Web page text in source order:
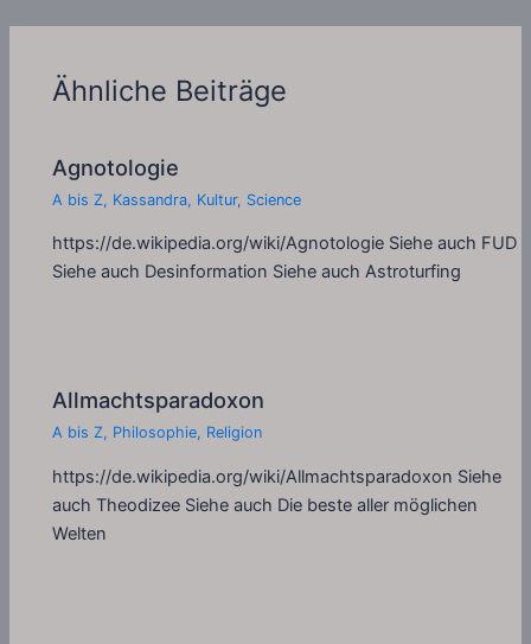
Ähnliche Beiträge
Agnotologie
A bis Z, Kassandra, Kultur, Science
https://de.wikipedia.org/wiki/Agnotologie Siehe auch FUD
Siehe auch Desinformation Siehe auch Astroturfing
Allmachtsparadoxon
A bis Z, Philosophie, Religion
https://de.wikipedia.org/wiki/Allmachtsparadoxon Siehe
auch Theodizee Siehe auch Die beste aller möglichen
Welten